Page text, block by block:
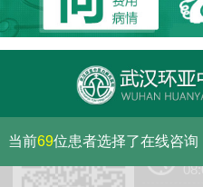
门
当前69位患者选择了在线咨询